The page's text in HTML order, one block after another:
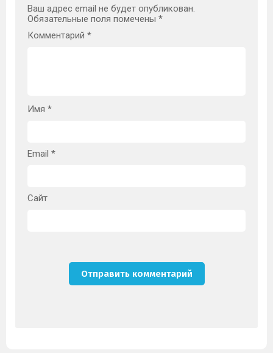
Ваш адрес email не будет опубликован.
Обязательные поля помечены *
Комментарий *
Имя *
Email *
Сайт